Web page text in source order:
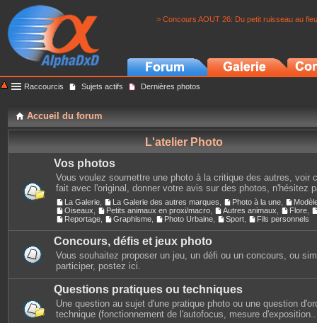
> Concours AOUT 26: Du petit ruisseau au
Raccourcis Sujets actifs Dernières photos
Accueil du forum
L'atelier Photo
Vos photos
Vous voulez soumettre une photo à la critique des autres, voir
fait avec l'original, donner votre avis sur des photos, n'hésitez
La Galerie La Galerie des autres marques Photo à la une
Oiseaux
Petits animaux en proxi/macro Autres animaux Flore
Reportage
Graphisme Photo Urbaine Sport Fils personnels
Concours, défis et jeux photo
Vous souhaitez proposer un jeu, un défi ou un concours, ou
participer, postez ici.
Questions pratiques ou techniques
Une question au sujet d'une pratique photo ou une question
technique (fonctionnement de l'autofocus, mesure